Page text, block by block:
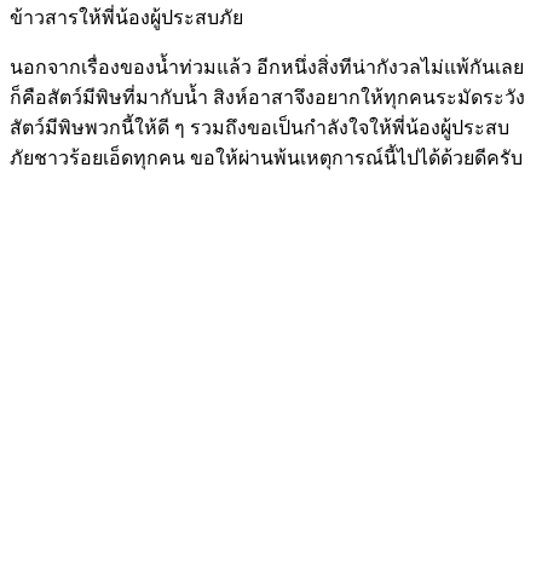
ข้าวสารให้พี่น้องผู้ประสบภัย
นอกจากเรื่องของน้ำท่วมแล้ว อีกหนึ่งสิ่งทีน่ากังวลไม่แพ้กันเลย
ก็คือสัตว์มีพิษที่มากับน้ำ สิงห์อาสาจึงอยากให้ทุกคนระมัดระวัง
สัตว์มีพิษพวกนี้ให้ดี ๆ รวมถึงขอเป็นกำลังใจให้พี่น้องผู้ประสบ
ภัยชาวร้อยเอ็ดทุกคน ขอให้ผ่านพ้นเหตุการณ์นี้ไปได้ด้วยดีครับ